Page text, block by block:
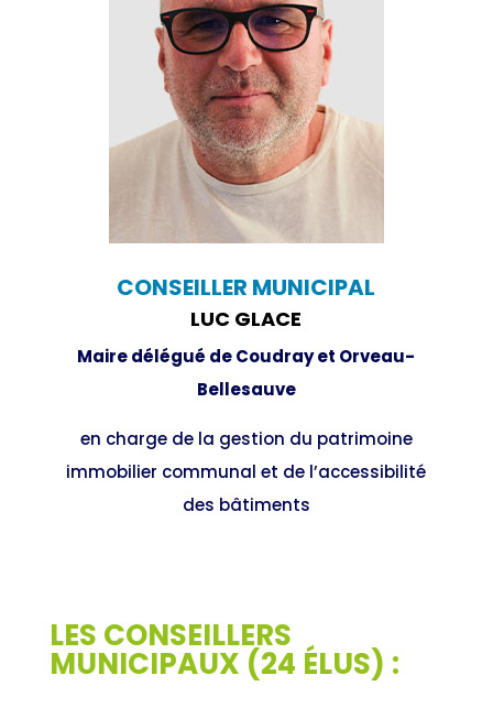
CONSEILLER MUNICIPAL
LUC GLACE
Maire délégué de Coudray et Orveau-
Bellesauve
en charge de la gestion du patrimoine
immobilier communal et de l’accessibilité
des bâtiments
LES CONSEILLERS
MUNICIPAUX (24 ÉLUS) :